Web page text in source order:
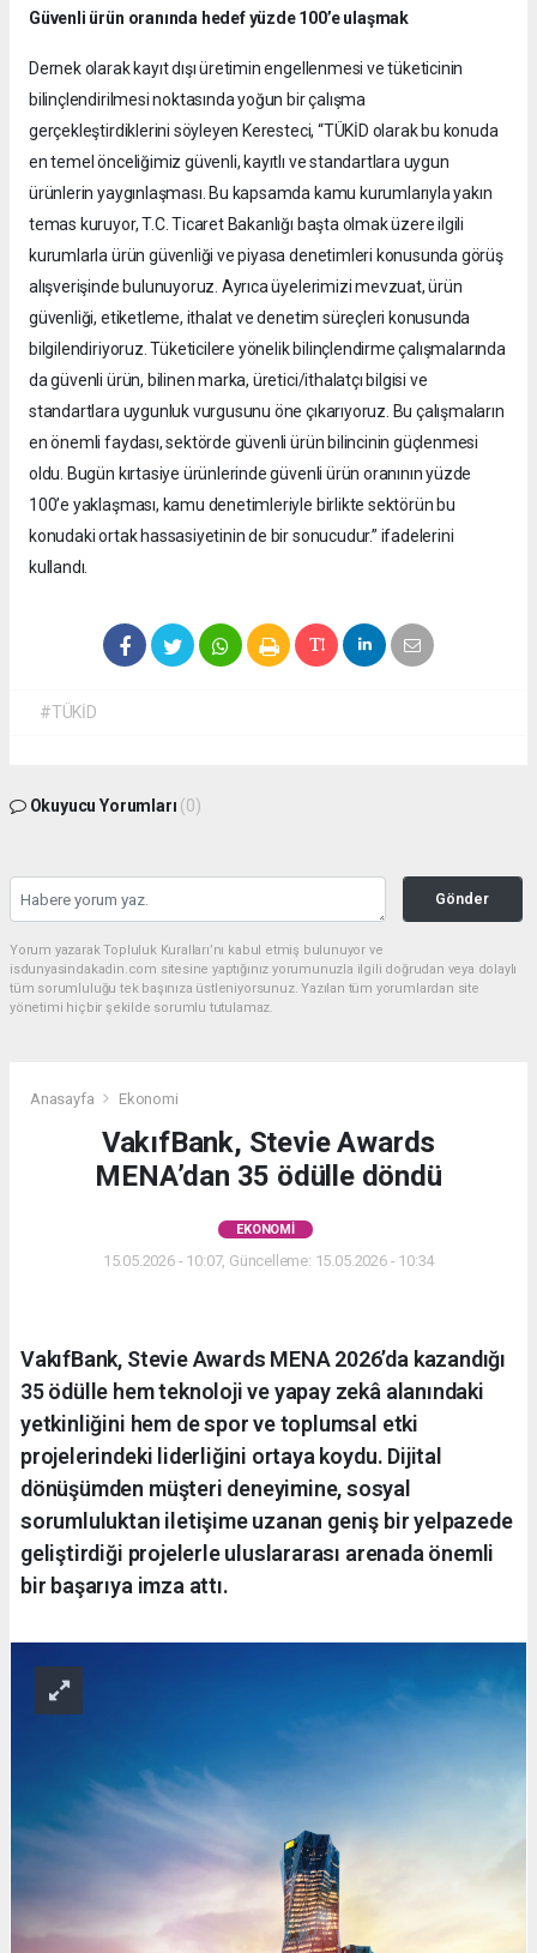
Güvenli ürün oranında hedef yüzde 100’e ulaşmak
Dernek olarak kayıt dışı üretimin engellenmesi ve tüketicinin
bilinçlendirilmesi noktasında yoğun bir çalışma
gerçekleştirdiklerini söyleyen Keresteci, “TÜKİD olarak bu konuda
en temel önceliğimiz güvenli, kayıtlı ve standartlara uygun
ürünlerin yaygınlaşması. Bu kapsamda kamu kurumlarıyla yakın
temas kuruyor, T.C. Ticaret Bakanlığı başta olmak üzere ilgili
kurumlarla ürün güvenliği ve piyasa denetimleri konusunda görüş
alışverişinde bulunuyoruz. Ayrıca üyelerimizi mevzuat, ürün
güvenliği, etiketleme, ithalat ve denetim süreçleri konusunda
bilgilendiriyoruz. Tüketicilere yönelik bilinçlendirme çalışmalarında
da güvenli ürün, bilinen marka, üretici/ithalatçı bilgisi ve
standartlara uygunluk vurgusunu öne çıkarıyoruz. Bu çalışmaların
en önemli faydası, sektörde güvenli ürün bilincinin güçlenmesi
oldu. Bugün kırtasiye ürünlerinde güvenli ürün oranının yüzde
100’e yaklaşması, kamu denetimleriyle birlikte sektörün bu
konudaki ortak hassasiyetinin de bir sonucudur.” ifadelerini
kullandı.
#TÜKİD
Okuyucu Yorumları (0)
Gönder
Yorum yazarak Topluluk Kuralları’nı kabul etmiş bulunuyor ve
isdunyasindakadin.com sitesine yaptığınız yorumunuzla ilgili doğrudan veya dolaylı
tüm sorumluluğu tek başınıza üstleniyorsunuz. Yazılan tüm yorumlardan site
yönetimi hiçbir şekilde sorumlu tutulamaz.
Anasayfa Ekonomi
VakıfBank, Stevie Awards
MENA’dan 35 ödülle döndü
EKONOMI
15.05.2026 - 10:07, Güncelleme: 15.05.2026 - 10:34
VakıfBank, Stevie Awards MENA 2026’da kazandığı
35 ödülle hem teknoloji ve yapay zekâ alanındaki
yetkinliğini hem de spor ve toplumsal etki
projelerindeki liderliğini ortaya koydu. Dijital
dönüşümden müşteri deneyimine, sosyal
sorumluluktan iletişime uzanan geniş bir yelpazede
geliştirdiği projelerle uluslararası arenada önemli
bir başarıya imza attı.